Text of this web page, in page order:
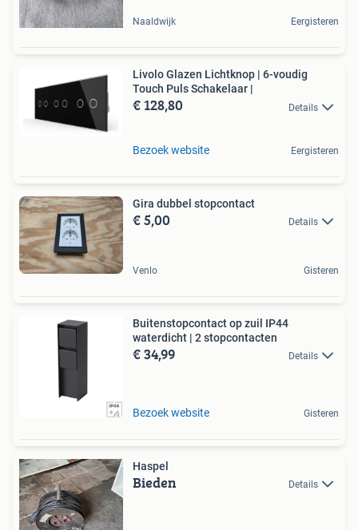
Naaldwijk Eergisteren
Livolo Glazen Lichtknop | 6-voudig
Touch Puls Schakelaar |
€ 128,80 Details
Bezoek website Eergisteren
Gira dubbel stopcontact
€ 5,00 Details
Venlo Gisteren
Buitenstopcontact op zuil IP44
waterdicht | 2 stopcontacten
€ 34,99 Details
Bezoek website Gisteren
Haspel
Bieden Details